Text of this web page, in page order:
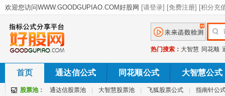
热门搜索： 大智慧 同花顺
首页 通达信公式 同花顺公式 大智慧公式
股票池： 通达信股票池 大智慧股票池 飞狐股票公式 指南针公